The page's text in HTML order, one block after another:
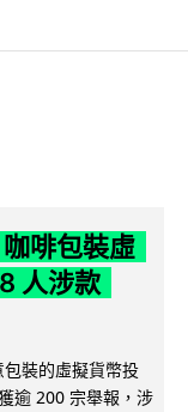
啡包裝虛
人涉款
裝的虛擬貨幣投
逾 200 宗舉報，涉